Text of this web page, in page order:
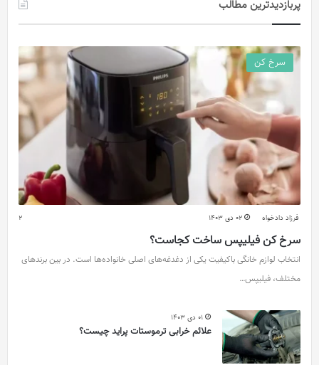
پربازدیدترین مطالب
سرخ کن
فرزاد دادخواه 02 دی 1403 2
سرخ کن فیلیپس ساخت کجاست؟
انتخاب لوازم خانگی باکیفیت یکی از دغدغه‌های اصلی خانواده‌ها است. در بین برندهای
مختلف، فیلیپس…
01 دی 1403
علائم خرابی ترموستات پراید چیست؟